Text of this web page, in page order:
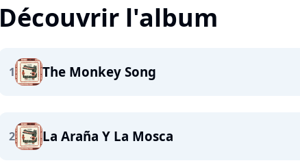
Découvrir l'album
1 The Monkey Song
2 La Araña Y La Mosca